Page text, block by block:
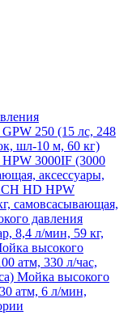
250 (15 лс, 248
шл-10 м, 60 кг)
3000IF (3000
аксессуары,
HD HPW
самовсасывающая,
давления
8,4 л/мин, 59 кг,
высокого
атм, 330 л/час,
Мойка высокого
атм, 6 л/мин,